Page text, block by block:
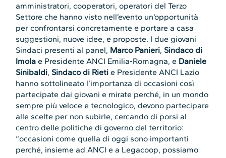
amministratori, cooperatori, operatori del Terzo
Settore che hanno visto nell’evento un’opportunità
per confrontarsi concretamente e portare a casa
suggestioni, nuove idee, e proposte. I due giovani
Sindaci presenti al panel, Marco Panieri, Sindaco di
Imola e Presidente ANCI Emilia-Romagna, e Daniele
Sinibaldi, Sindaco di Rietie Presidente ANCI Lazio
hanno sottolineato l’importanza di occasioni così
partecipate dai giovani e mirate perché, in un mondo
sempre più veloce e tecnologico, devono partecipare
alle scelte per non subirle, cercando di porsi al
centro delle politiche di governo del territorio:
“occasioni come quella di oggi sono importanti
perché, insieme ad ANCI e a Legacoop, possiamo